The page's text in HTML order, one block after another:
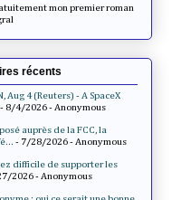
mon premier roman
récents
Aug 4 (Reuters) - A SpaceX
- 8/4/2026- Anonymous
auprès de la FCC, la
- 7/28/2026- Anonymous
difficile de supporter les
2026- Anonymous